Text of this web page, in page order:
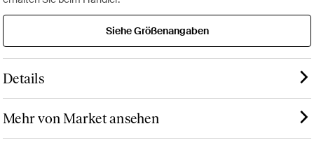
Siehe Größenangaben
Details
Mehr von Market ansehen